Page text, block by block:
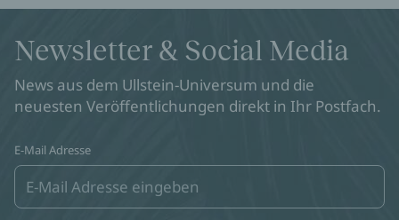
Newsletter & Social Media
News aus dem Ullstein-Universum und die
neuesten Veröffentlichungen direkt in Ihr Postfach.
E-Mail Adresse